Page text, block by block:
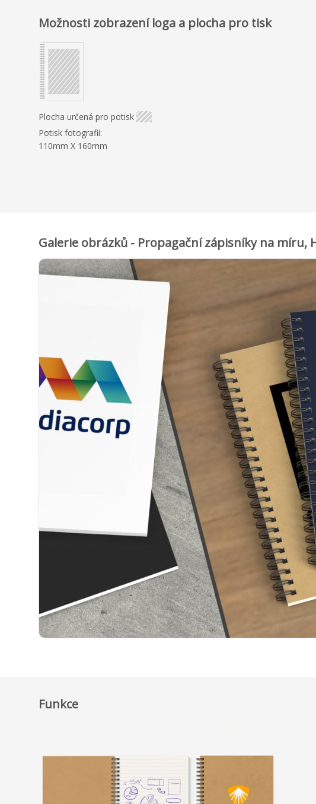
Možnosti zobrazení loga a plocha pro tisk
Plocha určená pro potisk
Potisk fotografií:
110mm X 160mm
Galerie obrázků - Propagační zápisníky na míru,
Funkce